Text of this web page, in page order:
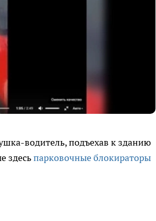
водитель, подъехав к зданию
здесьпарковочные блокираторы